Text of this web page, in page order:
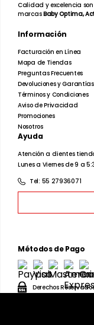
Calidad y excelencia
marcasBaby Optima,
Información
Facturación en Línea
Mapa de Tiendas
Preguntas Frecuentes
Devoluciones y Garantías
Términos y Condiciones
Aviso de Privacidad
Promociones
Nosotros
Ayuda
Atención a clientes
Lunes a Viernes de 9 a
Tel: 55 27936071
Métodos de Pago
Derechos